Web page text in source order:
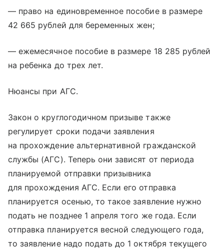
— право на единовременное пособие в размере
42 665 рублей для беременных жен;
— ежемесячное пособие в размере 18 285 рублей
на ребенка до трех лет.
Нюансы при АГС.
Закон о круглогодичном призыве также
регулирует сроки подачи заявления
на прохождение альтернативной гражданской
службы (АГС). Теперь они зависят от периода
планируемой отправки призывника
для прохождения АГС. Если его отправка
планируется осенью, то такое заявление нужно
подать не позднее 1 апреля того же года. Если
отправка планируется весной следующего года,
то заявление надо подать до 1 октября текущего